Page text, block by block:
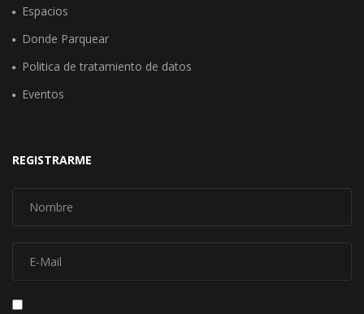
Espacios
Donde Parquear
Politica de tratamiento de datos
Eventos
REGISTRARME